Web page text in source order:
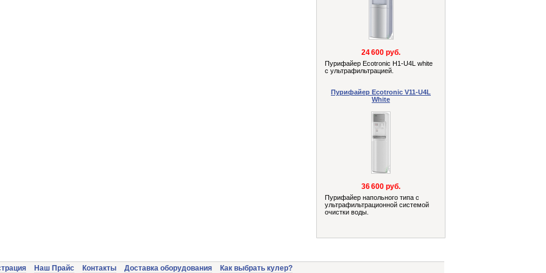
24 600 руб.
Пурифайер Ecotronic H1-U4L white
с ультрафильтрацией.
Пурифайер Ecotronic V11-U4L
White
36 600 руб.
Пурифайер напольного типа с
ультрафильтрационной системой
очистки воды.
Наш Прайс Контакты Доставка оборудования Как выбрать кулер?